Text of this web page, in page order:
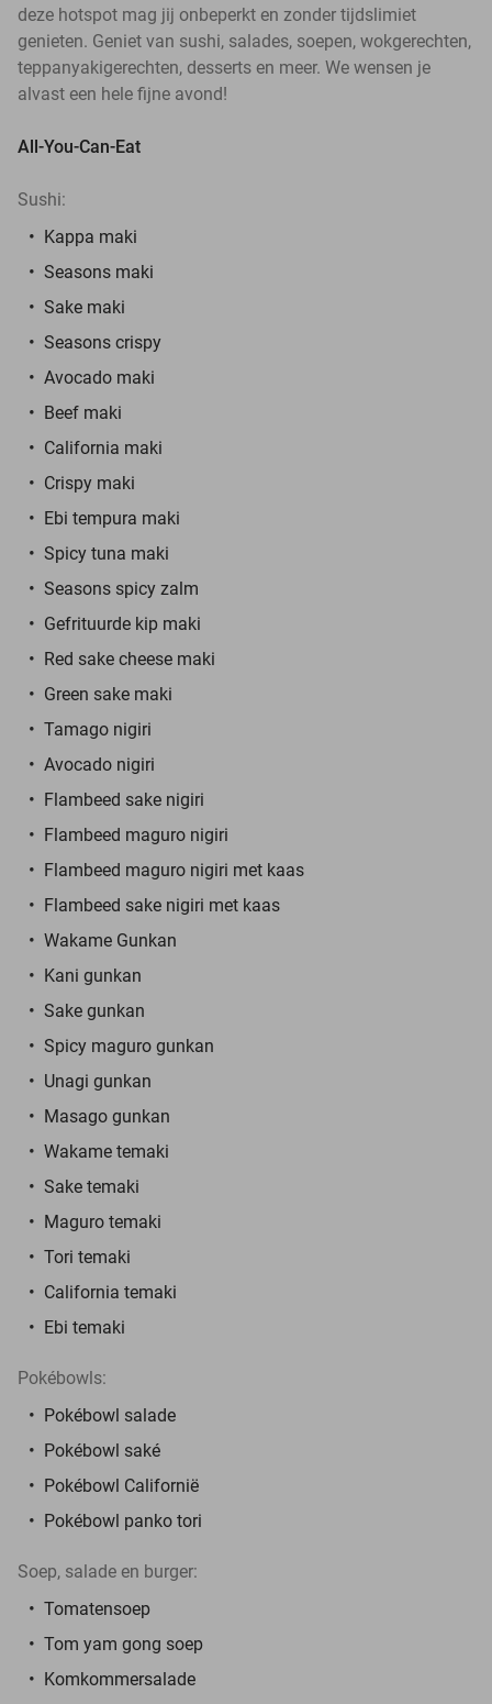
deze hotspot mag jij onbeperkt en zonder tijdslimiet
genieten. Geniet van sushi, salades, soepen, wokgerechten,
teppanyakigerechten, desserts en meer. We wensen je
alvast een hele fijne avond!
All-You-Can-Eat
Sushi:
Kappa maki
Seasons maki
Sake maki
Seasons crispy
Avocado maki
Beef maki
California maki
Crispy maki
Ebi tempura maki
Spicy tuna maki
Seasons spicy zalm
Gefrituurde kip maki
Red sake cheese maki
Green sake maki
Tamago nigiri
Avocado nigiri
Flambeed sake nigiri
Flambeed maguro nigiri
Flambeed maguro nigiri met kaas
Flambeed sake nigiri met kaas
Wakame Gunkan
Kani gunkan
Sake gunkan
Spicy maguro gunkan
Unagi gunkan
Masago gunkan
Wakame temaki
Sake temaki
Maguro temaki
Tori temaki
California temaki
Ebi temaki
Pokébowls:
Pokébowl salade
Pokébowl saké
Pokébowl Californië
Pokébowl panko tori
Soep, salade en burger:
Tomatensoep
Tom yam gong soep
Komkommersalade